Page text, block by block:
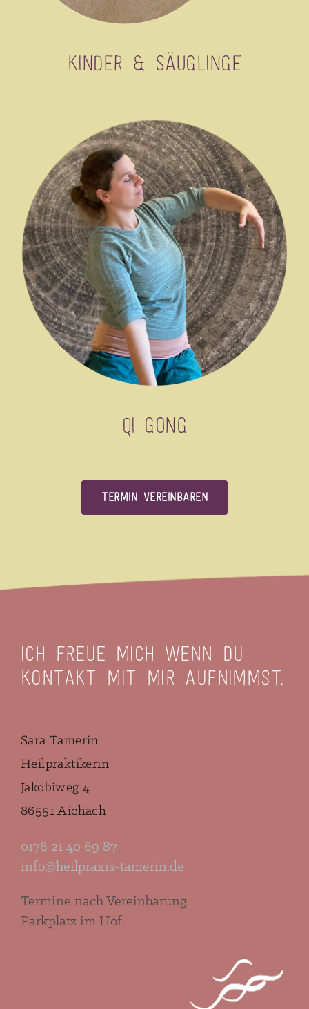
Kinder & Säuglinge
Qi Gong
Termin vereinbaren
Ich freue mich wenn Du
Kontakt mit mir aufnimmst.
Sara Tamerin
Heilpraktikerin
Jakobiweg 4
86551 Aichach
0176 21 40 69 87
info@heilpraxis-tamerin.de
Termine nach Vereinbarung.
Parkplatz im Hof.